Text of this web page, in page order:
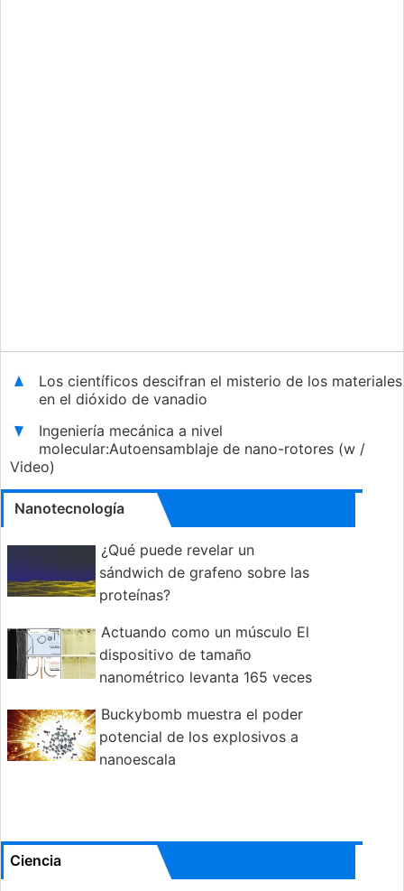
Los científicos descifran el misterio de los materiales
en el dióxido de vanadio
Ingeniería mecánica a nivel
molecular:Autoensamblaje de nano-rotores (w /
Video)
Nanotecnología
¿Qué puede revelar un
sándwich de grafeno sobre las
proteínas?
Actuando como un músculo El
dispositivo de tamaño
nanométrico levanta 165 veces
Buckybomb muestra el poder
potencial de los explosivos a
nanoescala
Ciencia